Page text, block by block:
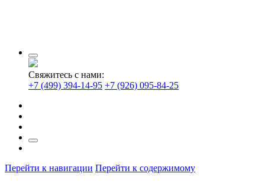
Свяжитесь с нами:
+7 (499) 394-14-95 +7 (926) 095-84-25
Перейти к навигации Перейти к содержимому